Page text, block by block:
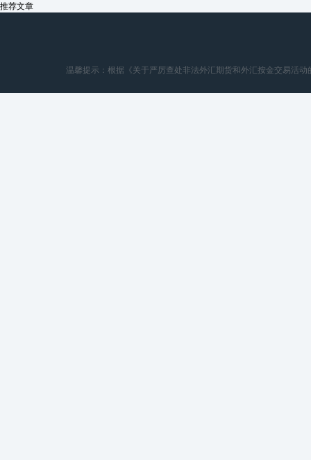
推荐文章
温馨提示：根据《关于严厉查处非法外汇期货和外汇按金交易活